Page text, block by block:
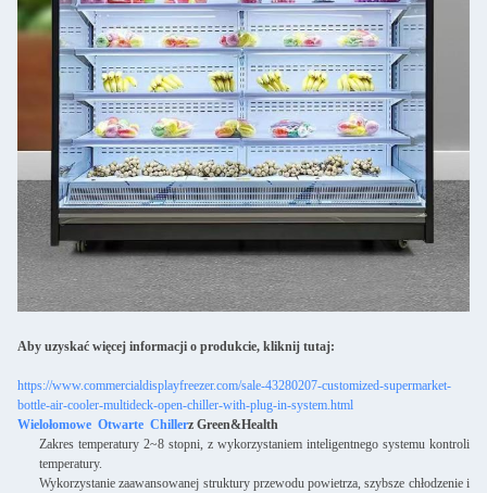
Aby uzyskać więcej informacji o produkcie, kliknij tutaj:
https://www.commercialdisplayfreezer.com/sale-43280207-customized-supermarket-
bottle-air-cooler-multideck-open-chiller-with-plug-in-system.html
Wielołomowe Otwarte Chillerz Green&Health
Zakres temperatury 2~8 stopni, z wykorzystaniem inteligentnego systemu kontroli
temperatury.
Wykorzystanie zaawansowanej struktury przewodu powietrza, szybsze chłodzenie i